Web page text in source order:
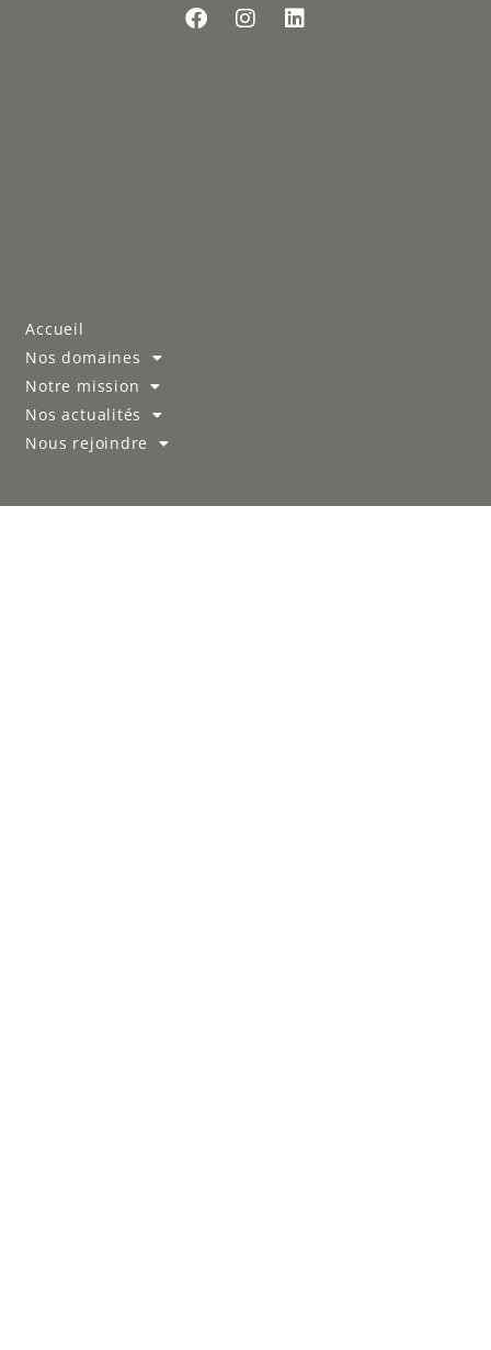
Accueil
Nos domaines
Notre mission
Nos actualités
Nous rejoindre